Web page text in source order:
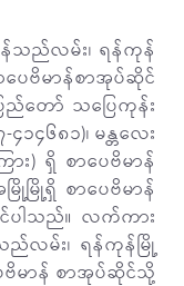
သည်လမ်း၊ ရန်ကုန်
ာပေဗိမာန်စာအုပ်ဆိုင်
ြည်တော် သပြေကုန်း
၁၄၆၈၁)၊ မန္တလေး
း) ရှိ စာပေဗိမာန်
မြို့ရှိ စာပေဗိမာန်
ပါသည်။ လက်ကား
လမ်း၊ ရန်ကုန်မြို့
ေဗိမာန် စာအုပ်ဆိုင်သို့